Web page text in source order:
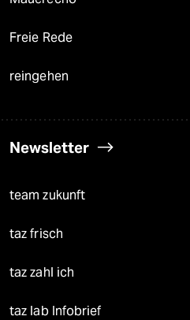
Freie Rede
reingehen
Newsletter
team zukunft
taz frisch
taz zahl ich
taz lab Infobrief